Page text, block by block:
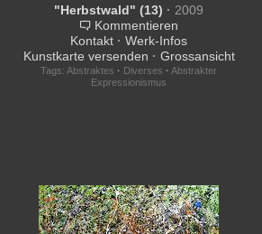
"Herbstwald" (13) · 2009
Kommentieren
Kontakt · Werk-Infos
Kunstkarte versenden · Grossansicht
Tags:Abstraktes · Diverses · Abstrakter
Expressionismus